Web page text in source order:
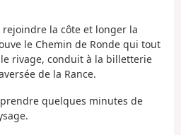
la côte et longer la
le Chemin de Ronde qui tout
rivage, conduit à la billetterie
de la Rance.
quelques minutes de